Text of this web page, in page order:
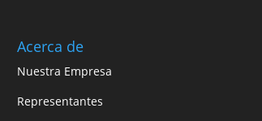
Acerca de
Nuestra Empresa
Representantes